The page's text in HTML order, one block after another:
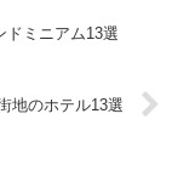
ドミニアム13選
地のホテル13選